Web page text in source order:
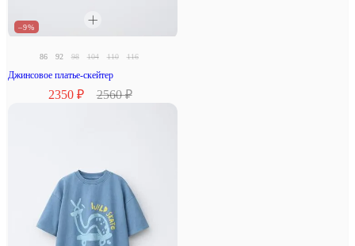
–9%
86 92 98 104 110 116
Джинсовое платье-скейтер
2350 ₽ 2560 ₽